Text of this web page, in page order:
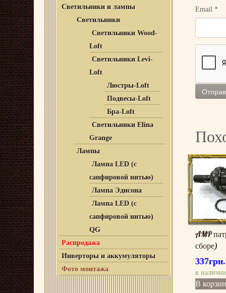
Светильники и лампы
Светильники
Светильники Wood-
Loft
Светильники Levi-
Loft
Люстры-Loft
Подвесы-Loft
Бра-Loft
Светильники Elina
Grange
Лампы
Лампа LED (с
сапфировой нитью)
Лампа Эдисона
Лампа LED (с
сапфировой нитью)
QG
Распродажа
Инверторы и аккумуляторы
Фото монтажа
Email *
AMP
сборе)
337грн.
в наличии
В